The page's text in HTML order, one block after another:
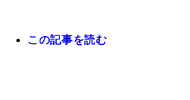
この記事を読む